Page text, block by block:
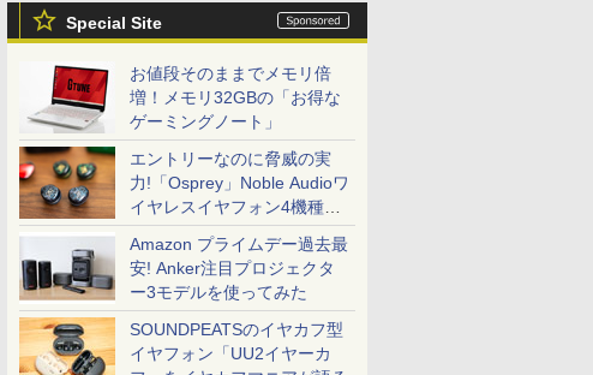
Special Site
お値段そのままでメモリ倍
増！メモリ32GBの「お得な
ゲーミングノート」
エントリーなのに脅威の実
力!「Osprey」Noble Audioワ
イヤレスイヤフォン4機種を
一気に聴く
Amazon プライムデー過去最
安! Anker注目プロジェクタ
ー3モデルを使ってみた
SOUNDPEATSのイヤカフ型
イヤフォン「UU2イヤーカ